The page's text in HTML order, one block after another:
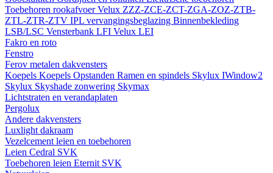
Toebehoren rookafvoerVelux ZZZ-ZCE-ZCT-ZGA-ZOZ-ZTB-
ZTL-ZTR-ZTV IPL vervangingsbeglazing Binnenbekleding
LSB/LSC Vensterbank LFI Velux LEI
Fakro en roto
Fenstro
Ferov metalen dakvensters
Koepels Koepels Opstanden Ramen en spindels Skylux IWindow2
Skylux Skyshade zonwering Skymax
Lichtstraten en verandaplaten
Pergolux
Andere dakvensters
Luxlight dakraam
Vezelcement leien en toebehoren
Leien Cedral SVK
Toebehoren leien Eternit SVK